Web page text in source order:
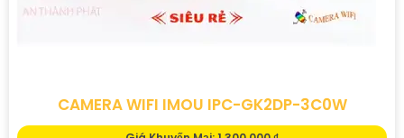
CAMERA WIFI IMOU IPC-GK2DP-3C0W